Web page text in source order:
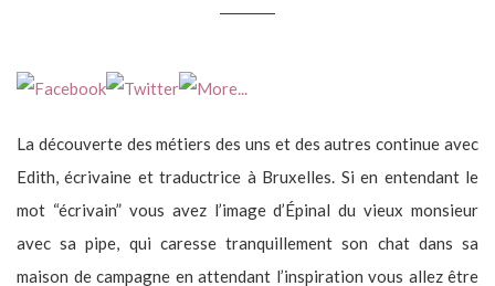
La découverte des métiers des uns et des autres continue avec
Edith, écrivaine et traductrice à Bruxelles. Si en entendant le
mot “écrivain” vous avez l’image d’Épinal du vieux monsieur
avec sa pipe, qui caresse tranquillement son chat dans sa
maison de campagne en attendant l’inspiration vous allez être